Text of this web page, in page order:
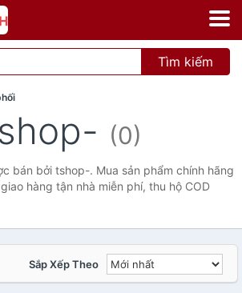
Tìm kiếm
(0)
bán bởi tshop-. Mua sản phẩm chính hãng
hàng tận nhà miễn phí, thu hộ COD
Sắp Xếp Theo